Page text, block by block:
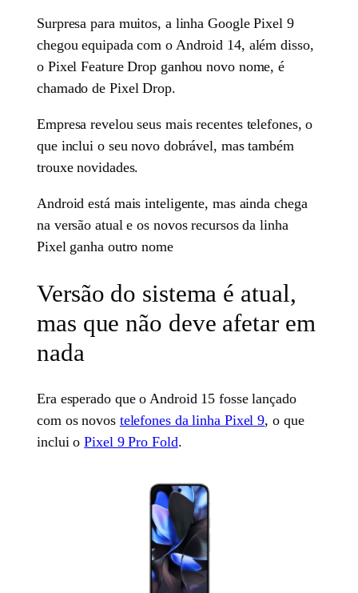
Surpresa para muitos, a linha Google Pixel 9
chegou equipada com o Android 14, além disso,
o Pixel Feature Drop ganhou novo nome, é
chamado de Pixel Drop.
Empresa revelou seus mais recentes telefones, o
que inclui o seu novo dobrável, mas também
trouxe novidades.
Android está mais inteligente, mas ainda chega
na versão atual e os novos recursos da linha
Pixel ganha outro nome
Versão do sistema é atual,
mas que não deve afetar em
nada
Era esperado que o Android 15 fosse lançado
com os novos telefones da linha Pixel 9, o que
inclui oPixel 9 Pro Fold.